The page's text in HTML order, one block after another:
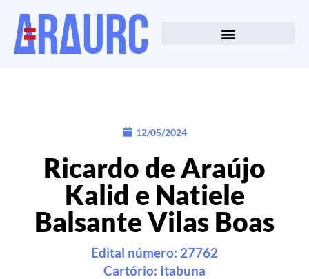
12/05/2024
Ricardo de Araújo
Kalid e Natiele
Balsante Vilas Boas
Edital número: 27762
Cartório: Itabuna